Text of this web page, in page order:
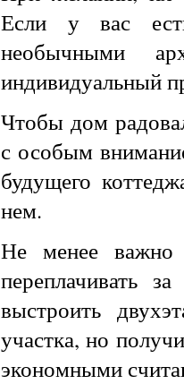
Если у вас
необычными
индивидуальный
Чтобы дом
с особым
будущего
нем.
Не менее важно
переплачивать
выстроить
участка, но
экономными